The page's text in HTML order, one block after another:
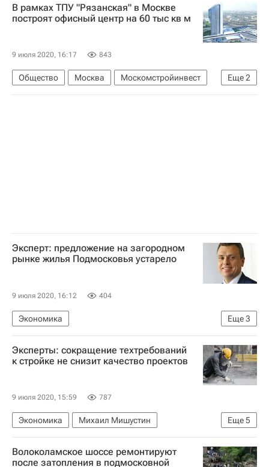
Евразийский банк развития
В рамках ТПУ "Рязанская" в Москве
построят офисный центр на 60 тыс кв м
9 июля 2020, 16:17 843
Еще2
Общество Москва
Москомстройинвест
Московское центральное кольцо (МЦК)
Эксперт: предложение на загородном
рынке жилья Подмосковья устарело
9 июля 2020, 16:12 404
Еще3
Экономика
Московская область (Подмосковье)
Savills
Загородная недвижимость
Эксперты: сокращение техтребований
к стройке не снизит качество проектов
9 июля 2020, 15:59 787
Еще5
Экономика
Михаил Мишустин
Марат Хуснуллин
Министерство строительства и жилищно-коммунального хозяйства РФ (Минстрой России)
Волоколамское шоссе ремонтируют
после затопления в подмосковной